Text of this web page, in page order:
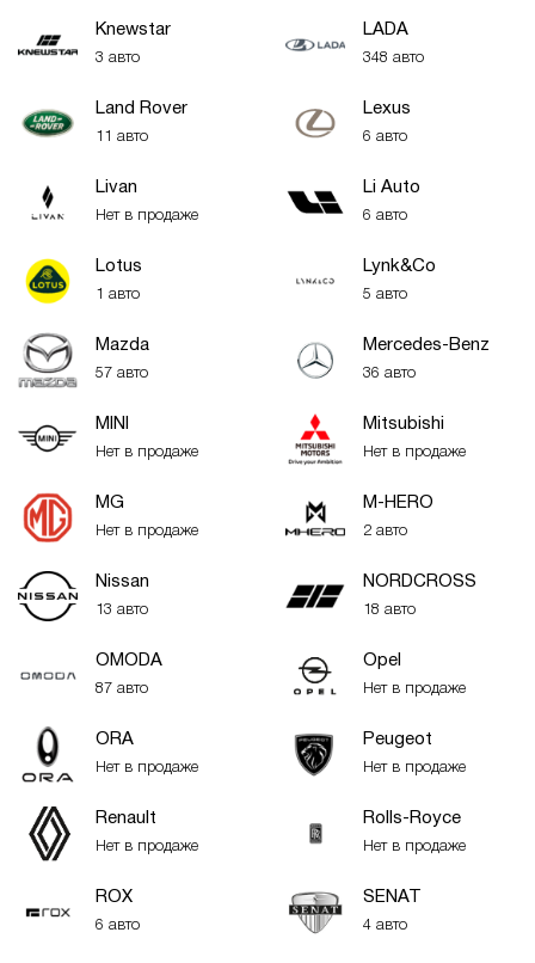
Knewstar
3 авто
LADA
348 авто
Land Rover
11 авто
Lexus
6 авто
Livan
Нет в продаже
Li Auto
6 авто
Lotus
1 авто
Lynk&Co
5 авто
Mazda
57 авто
Mercedes-Benz
36 авто
MINI
Нет в продаже
Mitsubishi
Нет в продаже
MG
Нет в продаже
M-HERO
2 авто
Nissan
13 авто
NORDCROSS
18 авто
OMODA
87 авто
Opel
Нет в продаже
ORA
Нет в продаже
Peugeot
Нет в продаже
Renault
Нет в продаже
Rolls-Royce
Нет в продаже
ROX
6 авто
SENAT
4 авто